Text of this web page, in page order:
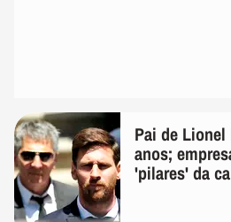
Pai de
anos;
'pilares' da